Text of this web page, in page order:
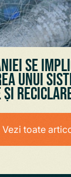
se
unui
Vezi toate